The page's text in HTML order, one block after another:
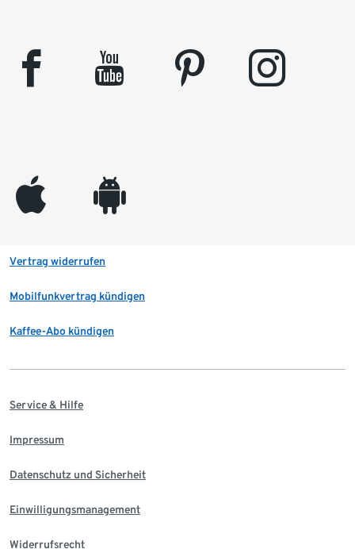
facebook youtube pinterest instagram
appleinc android
Vertrag widerrufen
Mobilfunkvertrag kündigen
Kaffee-Abo kündigen
Service & Hilfe
Impressum
Datenschutz und Sicherheit
Einwilligungsmanagement
Widerrufsrecht